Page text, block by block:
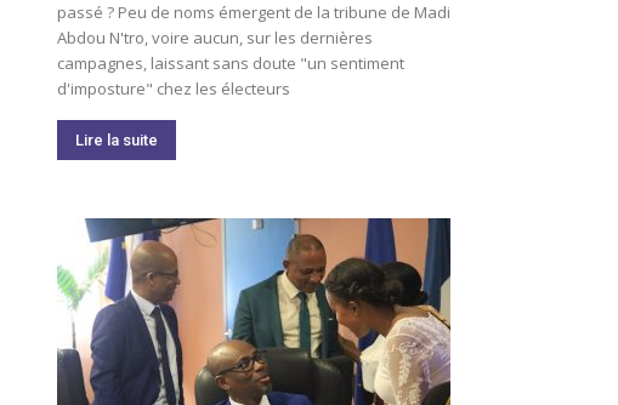
passé ? Peu de noms émergent de la tribune de Madi
Abdou N'tro, voire aucun, sur les dernières
campagnes, laissant sans doute "un sentiment
d'imposture" chez les électeurs
Lire la suite